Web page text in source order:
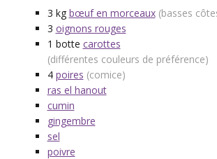
3 kg bœuf en morceaux (basses
3 oignons rouges
1 botte carottes
(différentes couleurs de préférence)
4 poires (comice)
ras el hanout
cumin
gingembre
sel
poivre